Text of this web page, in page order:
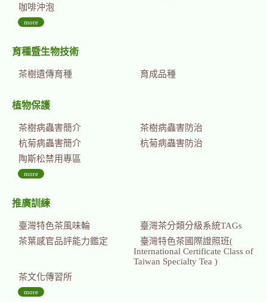
咖啡沖泡
more
育種暨生物技術
茶樹遺傳育種 育成品種
植物保護
茶樹病蟲害簡介
茶樹病蟲害防治
杭菊病蟲害簡介
杭菊病蟲害防治
陶斯松禁用專區
more
推廣訓練
臺灣特色茶風味輪
臺灣茶分類分級系統TAGs
茶葉感官品評能力鑑定
臺灣特色茶國際證照班(
International Certificate Class of
Taiwan Specialty Tea )
茶文化傳習所
more